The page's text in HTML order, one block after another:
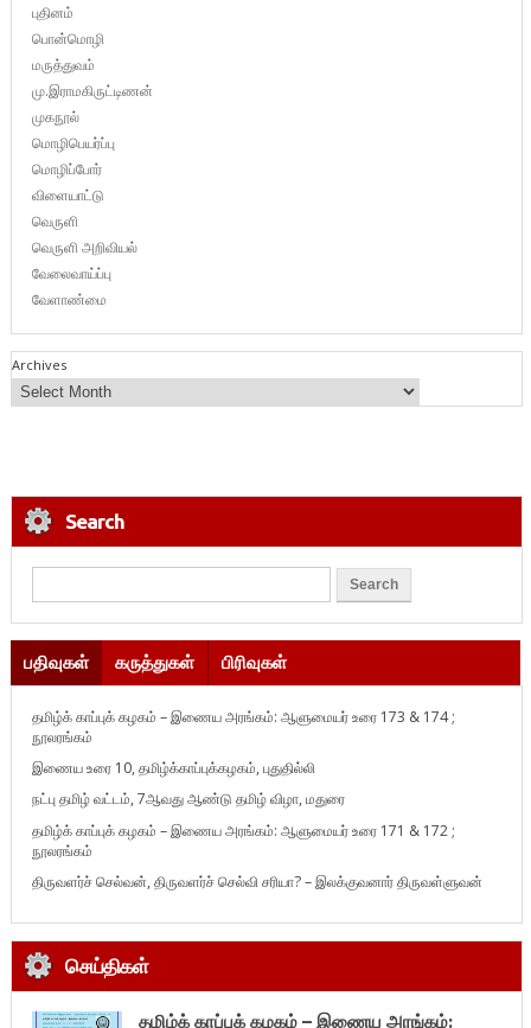
புதினம்
பொன்மொழி
மருத்துவம்
மு.இராமகிருட்டிணன்
முகநூல்
மொழிபெயர்ப்பு
மொழிப்போர்
விளையாட்டு
வெருளி
வெருளி அறிவியல்
வேலைவாய்ப்பு
வேளாண்மை
Archives
Search
பதிவுகள் கருத்துகள் பிரிவுகள்
தமிழ்க் காப்புக் கழகம் – இணைய அரங்கம்: ஆளுமையர் உரை 173 & 174 ;
நூலரங்கம்
இணைய உரை 10, தமிழ்க்காப்புக்கழகம், புதுதில்லி
நட்பு தமிழ் வட்டம், 7ஆவது ஆண்டு தமிழ் விழா, மதுரை
தமிழ்க் காப்புக் கழகம் – இணைய அரங்கம்: ஆளுமையர் உரை 171 & 172 ;
நூலரங்கம்
திருவளர்ச் செல்வன், திருவளர்ச் செல்வி சரியா? – இலக்குவனார் திருவள்ளுவன்
செய்திகள்
தமிழ்க் காப்புக் கழகம் – இணைய அரங்கம்: